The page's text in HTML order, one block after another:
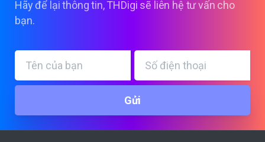
Hãy để lại thông tin, THDigi sẽ liên hệ tư vấn cho
bạn.